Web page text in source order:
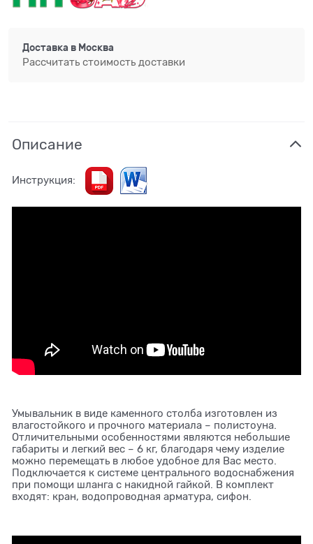
Доставка в Москва
Рассчитать стоимость доставки
Описание
Инструкция:
Умывальник в виде каменного столба изготовлен из
влагостойкого и прочного материала – полистоуна.
Отличительными особенностями являются небольшие
габариты и легкий вес – 6 кг, благодаря чему изделие
можно перемещать в любое удобное для Вас место.
Подключается к системе центрального водоснабжения
при помощи шланга с накидной гайкой. В комплект
входят: кран, водопроводная арматура, сифон.